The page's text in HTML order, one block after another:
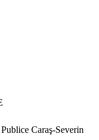
Caraş-Severin